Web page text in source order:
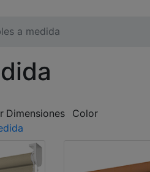
a medida
Dimensiones Color